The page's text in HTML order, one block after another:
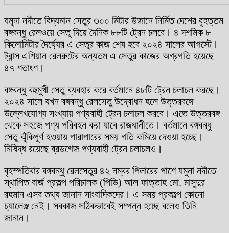
যমুনা নদীতে বিদ্যমান সেতুর ৩০০ মিটার উজানে নির্মিত দেশের বৃহত্তম
বঙ্গবন্ধু রেলওয়ে সেতু দিয়ে দৈনিক ৮৮টি ট্রেন চলবে। ৪ দশমিক ৮
কিলোমিটার দৈর্ঘ্যের এ সেতুর কাজ শেষ হবে ২০২৪ সালের আগস্টে।
ট্রান্স এশিয়ান রেলরুটের অন্যতম এ সেতুর কাজের অগ্রগতি হয়েছে
৪৭ শতাংশ।
বঙ্গবন্ধু বহুমুখী সেতু ব্যবহার করে বর্তমানে ৪৮টি ট্রেন চলাচল করছে।
২০২৪ সালে যখন বঙ্গবন্ধু রেলসেতু উদ্বোধন হলে উত্তরবঙ্গে
উল্লেখযোগ্য সংখ্যায় পণ্যবাহী ট্রেন চলাচল করবে। এতে উত্তরবঙ্গ
থেকে সহজে পণ্য পরিবহন করা যাবে রাজধানীতে। বর্তমানে বঙ্গবন্ধু
সেতু ঝুঁকিপূর্ণ হওয়ায় পারাপারের সময় গতি কমিয়ে দেওয়া হচ্ছে।
নিষিদ্ধ রয়েছে ব্রডগেজ পণ্যবাহী ট্রেন চলাচলও।
বৃহস্পতিবার বঙ্গবন্ধু রেলসেতুর ৪২ নম্বর পিলারের পাশে যমুনা নদীতে
স্থাপিত বার্জ প্রকল্প পরিচালক (পিডি) আল ফাত্তাহ মো. মাসুদুর
রহমান এসব তথ্য জানান সাংবাদিকদের। এ সময় প্রকল্পে কোনো
চ্যালেঞ্জ নেই। সবকাজ সঠিকভাবেই সম্পন্ন হচ্ছে বলেও তিনি
জানান।